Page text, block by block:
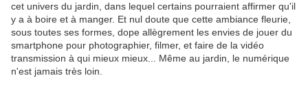
cet univers du jardin, dans lequel certains pourraient affirmer qu'il
y a à boire et à manger. Et nul doute que cette ambiance fleurie,
sous toutes ses formes, dope allègrement les envies de jouer du
smartphone pour photographier, filmer, et faire de la vidéo
transmission à qui mieux mieux... Même au jardin, le numérique
n'est jamais très loin.